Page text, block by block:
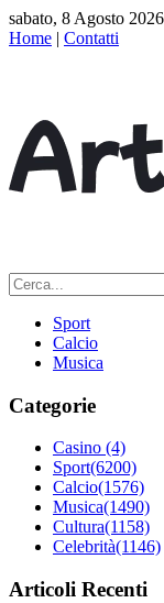
sabato, 8 Agosto 2026
Home | Contatti
Sport
Calcio
Musica
Categorie
Casino (4)
Sport(6200)
Calcio(1576)
Musica(1490)
Cultura(1158)
Celebrità(1146)
Articoli Recenti